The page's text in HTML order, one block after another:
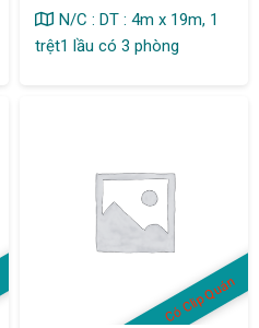
N/C : DT : 4m x 19m, 1
trệt1 lầu có 3 phòng
Có Clip Quán